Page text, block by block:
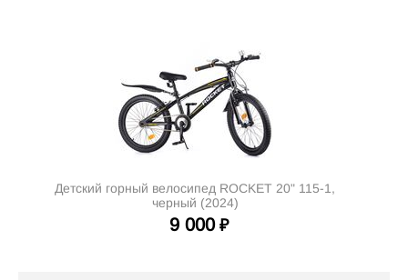
Детский горный велосипед ROCKET 20" 115-1,
черный (2024)
9 000 ₽